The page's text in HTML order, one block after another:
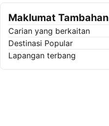
Maklumat Tambahan
Carian yang berkaitan
Destinasi Popular
Lapangan terbang